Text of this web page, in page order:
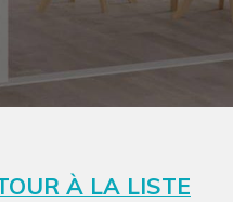
À LA LISTE